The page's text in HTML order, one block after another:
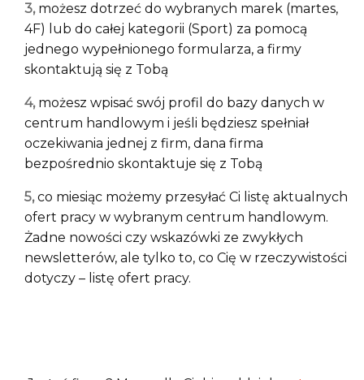
Lista sklepów
Lista CH
Informacje
możesz dotrzeć do wybranych marek (martes,
4F) lub do całej kategorii (Sport) za pomocą
jednego wypełnionego formularza, a firmy
skontaktują się z Tobą
możesz wpisać swój profil do bazy danych w
centrum handlowym i jeśli będziesz spełniał
oczekiwania jednej z firm, dana firma
bezpośrednio skontaktuje się z Tobą
co miesiąc możemy przesyłać Ci listę aktualnych
ofert pracy w wybranym centrum handlowym.
Żadne nowości czy wskazówki ze zwykłych
newsletterów, ale tylko to, co Cię w rzeczywistości
dotyczy – listę ofert pracy.